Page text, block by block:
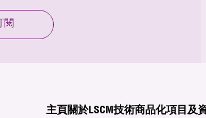
閱
主頁關於LSCM技術商品化項目及